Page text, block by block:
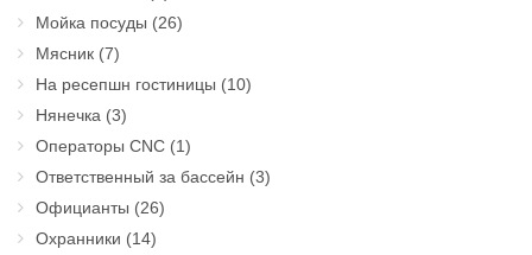
Мойка посуды (26)
Мясник (7)
На ресепшн гостиницы (10)
Нянечка (3)
Операторы CNC (1)
Ответственный за бассейн (3)
Официанты (26)
Охранники (14)